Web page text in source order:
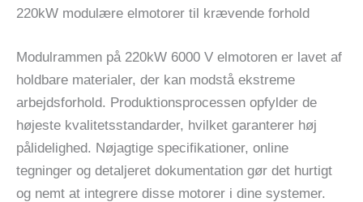
220kW modulære elmotorer til krævende forhold
Modulrammen på 220kW 6000 V elmotoren er lavet af
holdbare materialer, der kan modstå ekstreme
arbejdsforhold. Produktionsprocessen opfylder de
højeste kvalitetsstandarder, hvilket garanterer høj
pålidelighed. Nøjagtige specifikationer, online
tegninger og detaljeret dokumentation gør det hurtigt
og nemt at integrere disse motorer i dine systemer.